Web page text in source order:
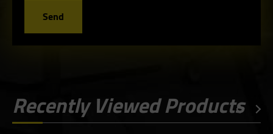
Send
Recently Viewed Products